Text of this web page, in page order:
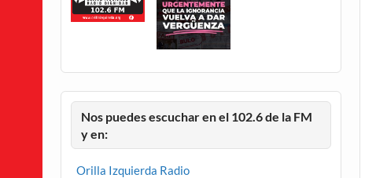
Nos puedes escuchar en el 102.6 de la FM
y en:
Orilla Izquierda Radio